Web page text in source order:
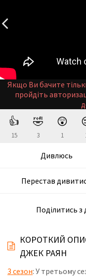
Якщо Ви бачите
пройдіть
👍
15
🤣
3
😲
1
Дивлюсь
Перестав
Поділитись з
КОРОТКИЙ ОПИС
ДЖЕК РАЯН
3 сезон: У третьому